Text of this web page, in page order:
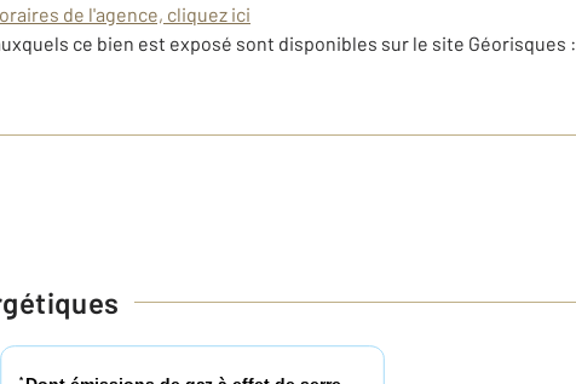
de l'agence, cliquez ici
ce bien est exposé sont disponibles sur le site Géorisques :
*